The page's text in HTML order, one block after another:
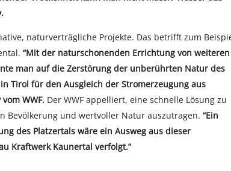
.
naturverträgliche Projekte. Das betrifft zum
“Mit der naturschonenden Errichtung von weiteren
man auf die Zerstörung der unberührten Natur des
Tirol für den Ausgleich der Stromerzeugung aus
WWF. Der WWF appelliert, eine schnelle Lösung zu
Bevölkerung und wertvoller Natur auszutragen. “Ein
des Platzertals wäre ein Ausweg aus dieser
Kraftwerk Kaunertal verfolgt.”